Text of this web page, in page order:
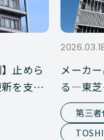
止めら
を支え
メーカ
る―東芝
活用術
第三